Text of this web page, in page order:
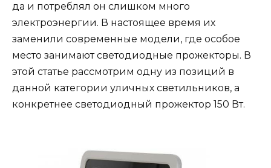
да и потреблял он слишком много
электроэнергии. В настоящее время их
заменили современные модели, где особое
место занимают светодиодные прожекторы. В
этой статье рассмотрим одну из позиций в
данной категории уличных светильников, а
конкретнее светодиодный прожектор 150 Вт.